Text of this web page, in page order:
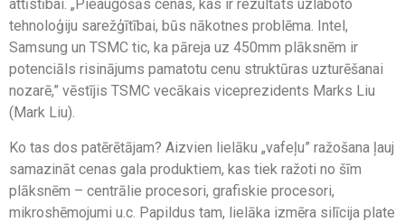
attīstībai. „Pieaugošās cenas, kas ir rezultāts uzlaboto
tehnoloģiju sarežģītībai, būs nākotnes problēma. Intel,
Samsung un TSMC tic, ka pāreja uz 450mm plāksnēm ir
potenciāls risinājums pamatotu cenu struktūras uzturēšanai
nozarē,” vēstījis TSMC vecākais viceprezidents Marks Liu
(Mark Liu).
Ko tas dos patērētājam? Aizvien lielāku „vafeļu” ražošana ļauj
samazināt cenas gala produktiem, kas tiek ražoti no šīm
plāksnēm – centrālie procesori, grafiskie procesori,
mikroshēmojumi u.c. Papildus tam, lielāka izmēra silīcija plate